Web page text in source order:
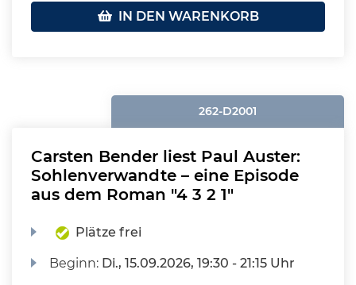
IN DEN WARENKORB
262-D2001
Carsten Bender liest Paul Auster:
Sohlenverwandte – eine Episode
aus dem Roman "4 3 2 1"
Plätze frei
Beginn: Di., 15.09.2026, 19:30 - 21:15 Uhr